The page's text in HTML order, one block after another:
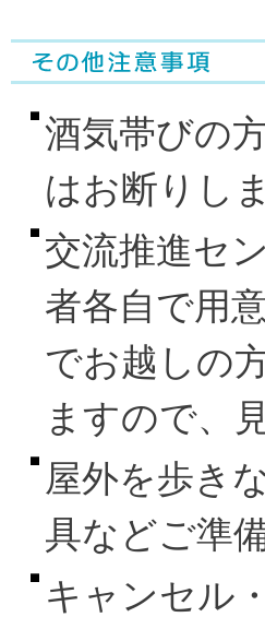
酒気帯びの
はお断りし
交流推進セ
者各自で用
でお越しの
ますので、
屋外を歩き
具などご準
キャンセル